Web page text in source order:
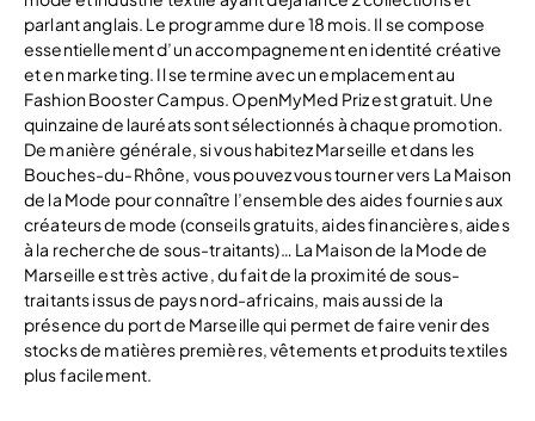
parlant anglais. Le programme dure 18 mois. Il se compose
essentiellement d’un accompagnement en identité créative
et en marketing. Il se termine avec un emplacement au
Fashion Booster Campus. OpenMyMed Priz est gratuit. Une
quinzaine de lauréats sont sélectionnés à chaque promotion.
De manière générale, si vous habitez Marseille et dans les
Bouches-du-Rhône, vous pouvez vous tourner vers La Maison
de la Mode pour connaître l’ensemble des aides fournies aux
créateurs de mode (conseils gratuits, aides financières, aides
à la recherche de sous-traitants)… La Maison de la Mode de
Marseille est très active, du fait de la proximité de sous-
traitants issus de pays nord-africains, mais aussi de la
présence du port de Marseille qui permet de faire venir des
stocks de matières premières, vêtements et produits textiles
plus facilement.